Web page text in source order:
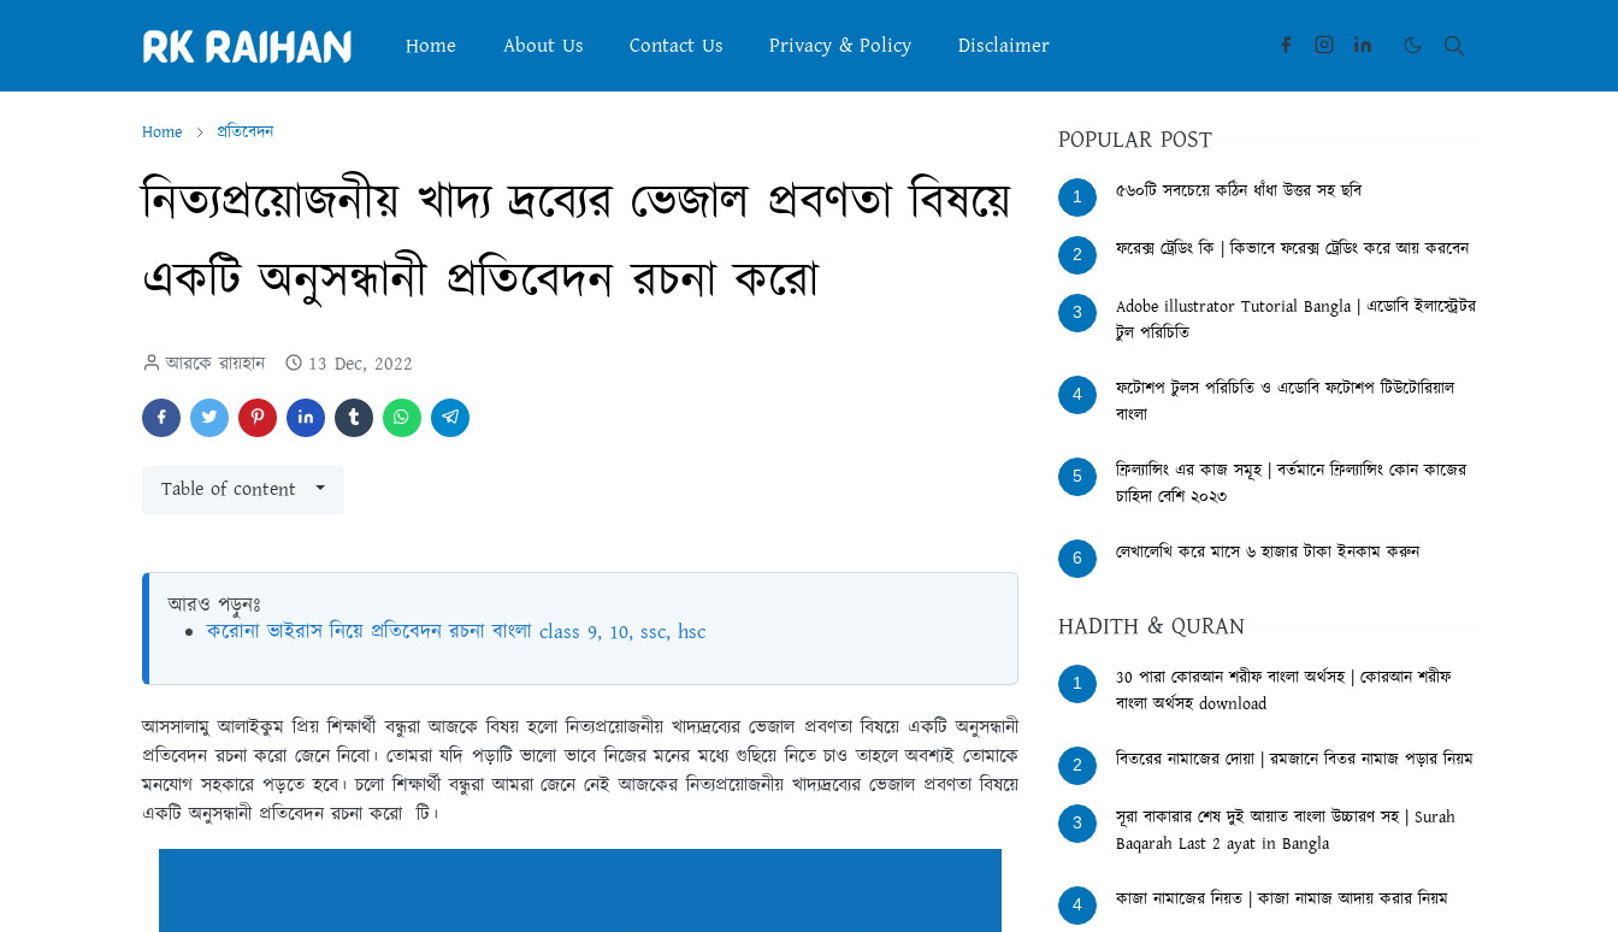
Home About Us Contact Us Privacy & Policy Disclaimer
Home প্রতিবেদন
নিত্যপ্রয়োজনীয় খাদ্য দ্রব্যের ভেজাল প্রবণতা বিষয়ে
একটি অনুসন্ধানী প্রতিবেদন রচনা করো
আরকে রায়হান 13 Dec, 2022
Table of content
আরও পড়ুনঃ
করোনা ভাইরাস নিয়ে প্রতিবেদন রচনা বাংলা class 9, 10, ssc, hsc
আসসালামু আলাইকুম প্রিয় শিক্ষার্থী বন্ধুরা আজকে বিষয় হলো নিত্যপ্রয়োজনীয় খাদ্যদ্রব্যের ভেজাল প্রবণতা বিষয়ে একটি অনুসন্ধানী
প্রতিবেদন রচনা করো জেনে নিবো। তোমরা যদি পড়াটি ভালো ভাবে নিজের মনের মধ্যে গুছিয়ে নিতে চাও তাহলে অবশ্যই তোমাকে
মনযোগ সহকারে পড়তে হবে। চলো শিক্ষার্থী বন্ধুরা আমরা জেনে নেই আজকের নিত্যপ্রয়োজনীয় খাদ্যদ্রব্যের ভেজাল প্রবণতা বিষয়ে
একটি অনুসন্ধানী প্রতিবেদন রচনা করো টি।
POPULAR POST
1 ৫৬০টি সবচেয়ে কঠিন ধাঁধা উত্তর সহ ছবি
2 ফরেক্স ট্রেডিং কি | কিভাবে ফরেক্স ট্রেডিং করে আয় করবেন
3
Adobe illustrator Tutorial Bangla | এডোবি ইলাস্ট্রেটর
টুল পরিচিতি
4
ফটোশপ টুলস পরিচিতি ও এডোবি ফটোশপ টিউটোরিয়াল
বাংলা
5
ফ্রিল্যান্সিং এর কাজ সমূহ | বর্তমানে ফ্রিল্যান্সিং কোন কাজের
চাহিদা বেশি ২০২৩
6 লেখালেখি করে মাসে ৬ হাজার টাকা ইনকাম করুন
HADITH & QURAN
1
30 পারা কোরআন শরীফ বাংলা অর্থসহ | কোরআন শরীফ
বাংলা অর্থসহ download
2 বিতরের নামাজের দোয়া | রমজানে বিতর নামাজ পড়ার নিয়ম
3
সূরা বাকারার শেষ দুই আয়াত বাংলা উচ্চারণ সহ | Surah
Baqarah Last 2 ayat in Bangla
4 কাজা নামাজের নিয়ত | কাজা নামাজ আদায় করার নিয়ম